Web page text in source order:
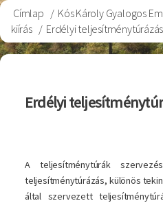
Morzsa
Címlap
Kós Károly Gyalogos
kiírás
Erdélyi
Erdélyi
A teljesítménytúrák
teljesítménytúrázás, különös
által szervezett